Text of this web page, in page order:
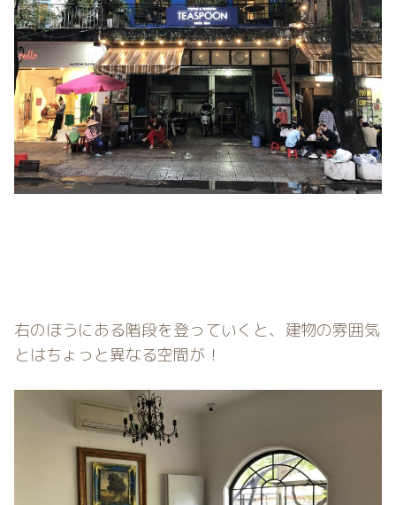
右のほうにある階段を登っていくと、建物の雰囲気
とはちょっと異なる空間が！